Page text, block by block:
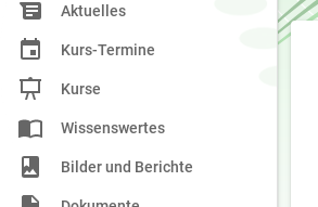
Aktuelles
Kurs-Termine
Kurse
Wissenswertes
Bilder und Berichte